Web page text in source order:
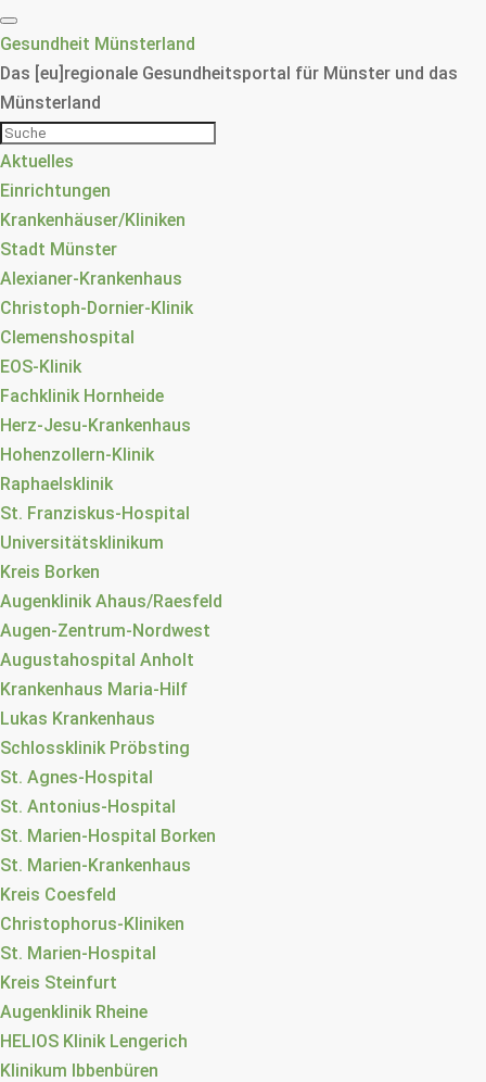
Gesundheit Münsterland
Das [eu]regionale Gesundheitsportal für Münster und das
Münsterland
Aktuelles
Einrichtungen
Krankenhäuser/Kliniken
Stadt Münster
Alexianer-Krankenhaus
Christoph-Dornier-Klinik
Clemenshospital
EOS-Klinik
Fachklinik Hornheide
Herz-Jesu-Krankenhaus
Hohenzollern-Klinik
Raphaelsklinik
St. Franziskus-Hospital
Universitätsklinikum
Kreis Borken
Augenklinik Ahaus/Raesfeld
Augen-Zentrum-Nordwest
Augustahospital Anholt
Krankenhaus Maria-Hilf
Lukas Krankenhaus
Schlossklinik Pröbsting
St. Agnes-Hospital
St. Antonius-Hospital
St. Marien-Hospital Borken
St. Marien-Krankenhaus
Kreis Coesfeld
Christophorus-Kliniken
St. Marien-Hospital
Kreis Steinfurt
Augenklinik Rheine
HELIOS Klinik Lengerich
Klinikum Ibbenbüren